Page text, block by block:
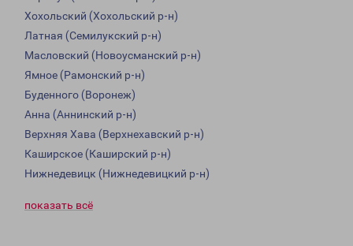
Хохольский (Хохольский р-н)
Латная (Семилукский р-н)
Масловский (Новоусманский р-н)
Ямное (Рамонский р-н)
Буденного (Воронеж)
Анна (Аннинский р-н)
Верхняя Хава (Верхнехавский р-н)
Каширское (Каширский р-н)
Нижнедевицк (Нижнедевицкий р-н)
показать всё